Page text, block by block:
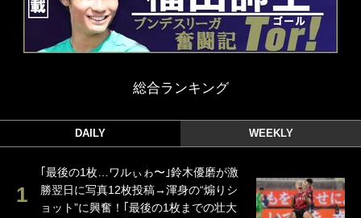
総合ランキング
DAILY WEEKLY
｢最後の1枚…ワルぃゎ〜｣鈴木優磨が激
勝翌日に写真12枚投稿→渾身の“煽りシ
ョット”に興奮！｢最後の1枚までの壮大